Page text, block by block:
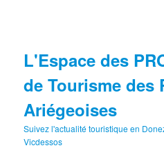
L'Espace des
de Tourisme des
Ariégeoises
Suivez l'actualité touristique en
Vicdessos